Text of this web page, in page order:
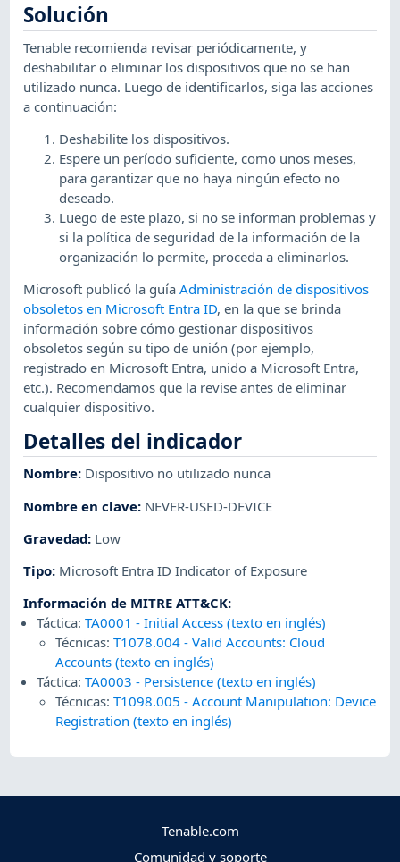
Solución
Tenable recomienda revisar periódicamente, y
deshabilitar o eliminar los dispositivos que no se han
utilizado nunca. Luego de identificarlos, siga las acciones
a continuación:
Deshabilite los dispositivos.
Espere un período suficiente, como unos meses,
para garantizar que no haya ningún efecto no
deseado.
Luego de este plazo, si no se informan problemas y
si la política de seguridad de la información de la
organización lo permite, proceda a eliminarlos.
Microsoft publicó la guíaAdministración de dispositivos
obsoletos en Microsoft Entra ID, en la que se brinda
información sobre cómo gestionar dispositivos
obsoletos según su tipo de unión (por ejemplo,
registrado en Microsoft Entra, unido a Microsoft Entra,
etc.). Recomendamos que la revise antes de eliminar
cualquier dispositivo.
Detalles del indicador
Nombre: Dispositivo no utilizado nunca
Nombre en clave: NEVER-USED-DEVICE
Gravedad: Low
Tipo: Microsoft Entra ID Indicator of Exposure
Información de MITRE ATT&CK:
Táctica: TA0001 - Initial Access (texto en inglés)
Técnicas:T1078.004 -Valid Accounts: Cloud
Accounts (texto en inglés)
Táctica: TA0003 - Persistence (texto en inglés)
Técnicas:T1098.005 -Account Manipulation: Device
Registration (texto en inglés)
Tenable.com
Comunidad y soporte